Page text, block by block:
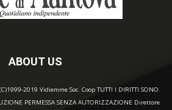
ABOUT US
2019 Vidiemme Soc. Coop TUTTI I DIRITTI SONO
PERMESSA SENZA AUTORIZZAZIONE Direttore